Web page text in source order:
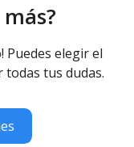
Puedes elegir el
tus dudas.